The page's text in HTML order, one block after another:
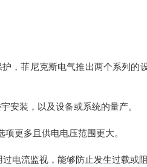
护，菲尼克斯电气推出两个系列的
安装，以及设备或系统的量产。
更多且供电电压范围更大。
电流监视，能够防止发生过载或阻